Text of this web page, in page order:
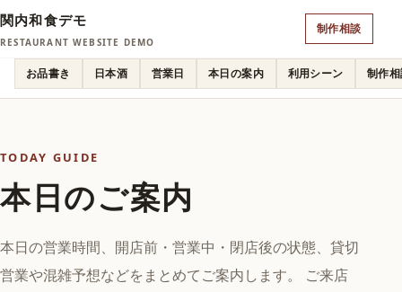
関内和食デモ
RESTAURANT WEBSITE DEMO
制作相談
お品書き 日本酒 営業日 本日の案内 利用シーン 制作
TODAY GUIDE
本日のご案内
本日の営業時間、開店前・営業中・閉店後の状態、貸切
営業や混雑予想などをまとめてご案内します。 ご来店